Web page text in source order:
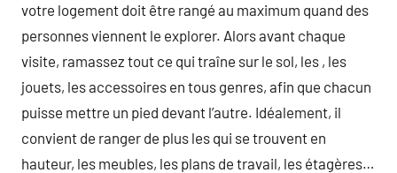
votre logement doit être rangé au maximum quand des
personnes viennent le explorer. Alors avant chaque
visite, ramassez tout ce qui traîne sur le sol, les , les
jouets, les accessoires en tous genres, afin que chacun
puisse mettre un pied devant l’autre. Idéalement, il
convient de ranger de plus les qui se trouvent en
hauteur, les meubles, les plans de travail, les étagères…